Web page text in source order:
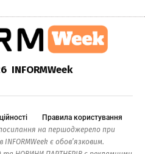
INFORMWeek
Правила користування
на першоджерело при
є обов’язковим.